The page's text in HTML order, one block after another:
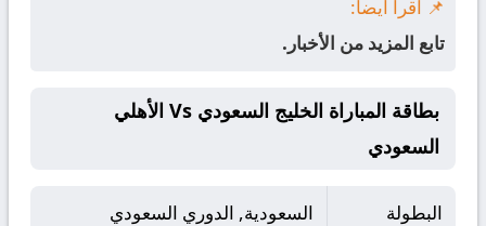
📌 اقرأ أيضاً:
تابع المزيد من الأخبار.
بطاقة المباراة الخليج السعودي Vs الأهلي
السعودي
البطولة السعودية, الدوري السعودي